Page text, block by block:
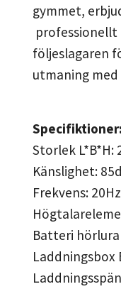
gymmet,
professionellt
följeslagaren
utmaning
Specifiktioner:
Storlek L*B*H:
Känslighet:
Frekvens:
Batteri
Laddningsbox